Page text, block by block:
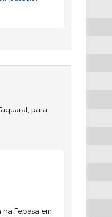
para
Fepasa em